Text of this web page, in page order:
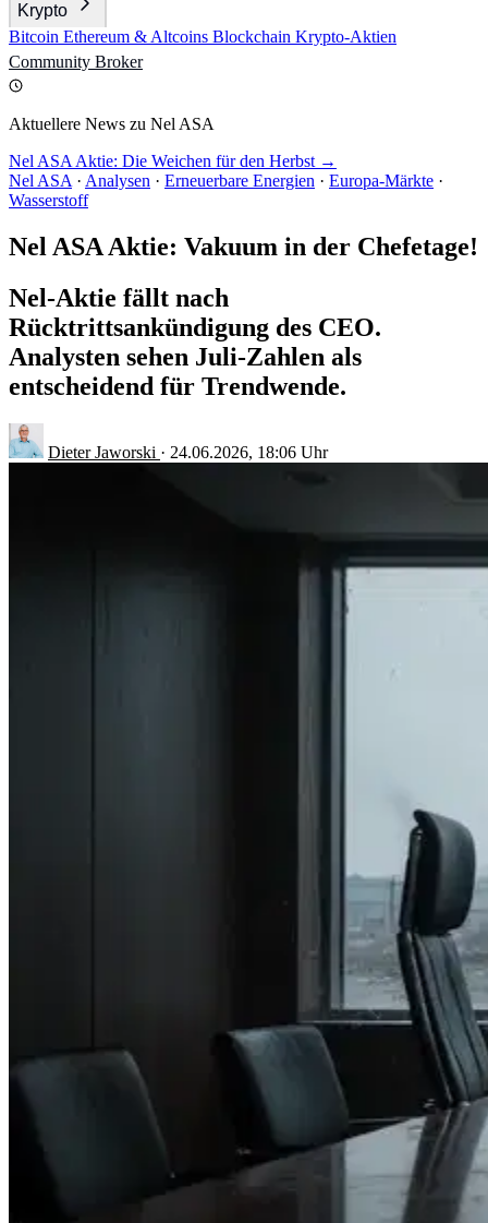
Krypto
Bitcoin Ethereum & Altcoins Blockchain Krypto-Aktien
Community Broker
Aktuellere News zu Nel ASA
Nel ASA Aktie: Die Weichen für den Herbst →
Nel ASA · Analysen · Erneuerbare Energien · Europa-Märkte ·
Wasserstoff
Nel ASA Aktie: Vakuum in der Chefetage!
Nel-Aktie fällt nach
Rücktrittsankündigung des CEO.
Analysten sehen Juli-Zahlen als
entscheidend für Trendwende.
Dieter Jaworski · 24.06.2026, 18:06 Uhr